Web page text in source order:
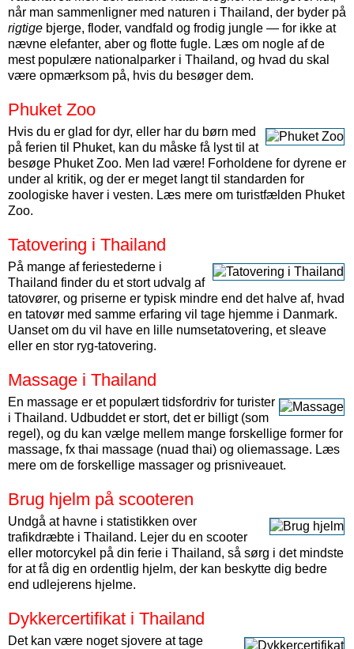
når man sammenligner med naturen i Thailand, der byder på
rigtige bjerge, floder, vandfald og frodig jungle — for ikke at
nævne elefanter, aber og flotte fugle. Læs om nogle af de
mest populære nationalparker i Thailand, og hvad du skal
være opmærksom på, hvis du besøger dem.
Phuket Zoo
Hvis du er glad for dyr, eller har du børn med
på ferien til Phuket, kan du måske få lyst til at
besøge Phuket Zoo. Men lad være! Forholdene for dyrene er
under al kritik, og der er meget langt til standarden for
zoologiske haver i vesten. Læs mere om turistfælden Phuket
Zoo.
Tatovering i Thailand
På mange af feriestederne i
Thailand finder du et stort udvalg af
tatovører, og priserne er typisk mindre end det halve af, hvad
en tatovør med samme erfaring vil tage hjemme i Danmark.
Uanset om du vil have en lille numsetatovering, et sleave
eller en stor ryg-tatovering.
Massage i Thailand
En massage er et populært tidsfordriv for turister
i Thailand. Udbuddet er stort, det er billigt (som
regel), og du kan vælge mellem mange forskellige former for
massage, fx thai massage (nuad thai) og oliemassage. Læs
mere om de forskellige massager og prisniveauet.
Brug hjelm på scooteren
Undgå at havne i statistikken over
trafikdræbte i Thailand. Lejer du en scooter
eller motorcykel på din ferie i Thailand, så sørg i det mindste
for at få dig en ordentlig hjelm, der kan beskytte dig bedre
end udlejerens hjelme.
Dykkercertifikat i Thailand
Det kan være noget sjovere at tage